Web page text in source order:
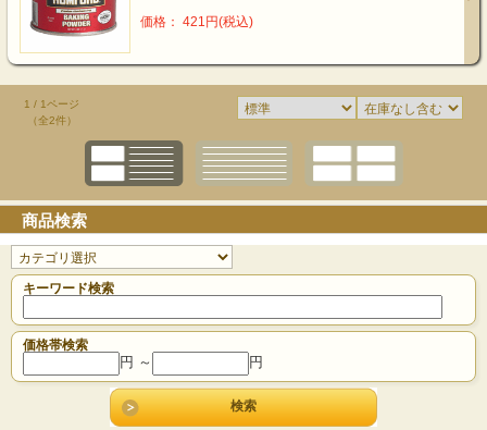
価格： 421円(税込)
1 / 1ページ
（全2件）
商品検索
キーワード検索
価格帯検索
円 ～ 円